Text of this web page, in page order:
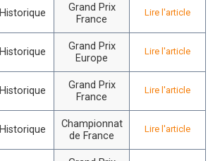
Historique
Grand Prix
France
Lire l'article
Historique
Grand Prix
Europe
Lire l'article
Historique
Grand Prix
France
Lire l'article
Historique
Championnat
de France
Lire l'article